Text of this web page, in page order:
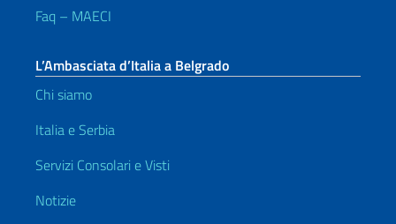
Faq – MAECI
L’Ambasciata d’Italia a Belgrado
Chi siamo
Italia e Serbia
Servizi Consolari e Visti
Notizie